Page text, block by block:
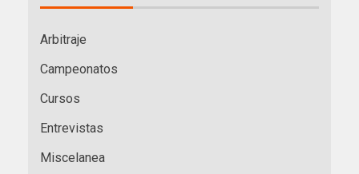
Arbitraje
Campeonatos
Cursos
Entrevistas
Miscelanea